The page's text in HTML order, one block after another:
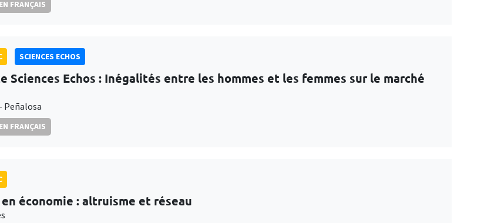
FRANÇAIS
SCIENCES ECHOS
Sciences Echos : Inégalités entre les hommes et les femmes sur le marché
Peñalosa
FRANÇAIS
économie : altruisme et réseau